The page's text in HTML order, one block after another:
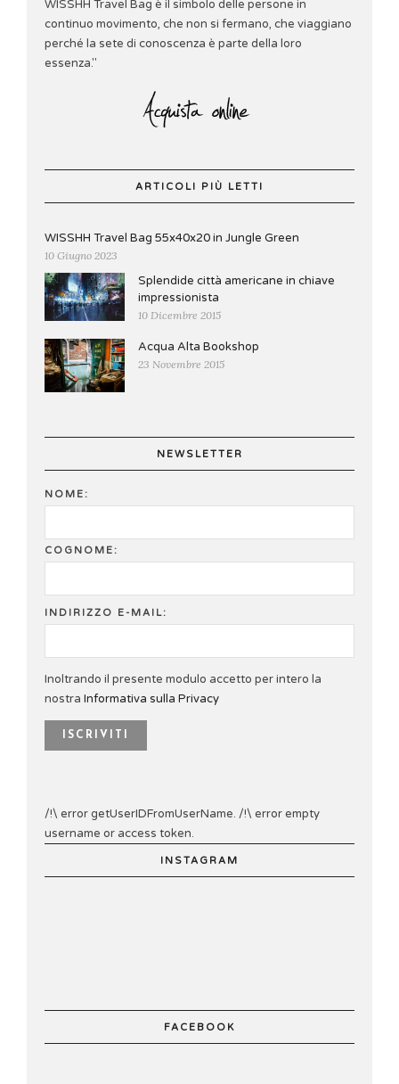
WISSHH Travel Bag è il simbolo delle persone in
continuo movimento, che non si fermano, che viaggiano
perché la sete di conoscenza è parte della loro
essenza."
ARTICOLI PIÙ LETTI
WISSHH Travel Bag 55x40x20 in Jungle Green
10 Giugno 2023
Splendide città americane in chiave
impressionista
10 Dicembre 2015
Acqua Alta Bookshop
23 Novembre 2015
NEWSLETTER
NOME:
COGNOME:
INDIRIZZO E-MAIL:
Inoltrando il presente modulo accetto per intero la
nostra Informativa sulla Privacy
/!\ error getUserIDFromUserName. /!\ error empty
username or access token.
INSTAGRAM
FACEBOOK